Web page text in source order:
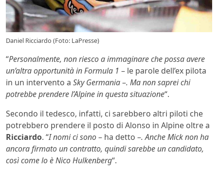
Daniel Ricciardo (Foto: LaPresse)
“Personalmente, non riesco a immaginare che possa avere
un’altra opportunità in Formula 1 – le parole dell’ex pilota
in un intervento a Sky Germania–. Ma non saprei chi
potrebbe prendere l’Alpine in questa situazione“.
Secondo il tedesco, infatti, ci sarebbero altri piloti che
potrebbero prendere il posto di Alonso in Alpine oltre a
Ricciardo. “I nomi ci sono– ha detto –. Anche Mick non ha
ancora firmato un contratto, quindi sarebbe un candidato,
così come lo è Nico Hulkenberg“.